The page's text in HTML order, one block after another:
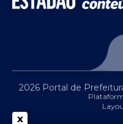
2026 Portal de
x